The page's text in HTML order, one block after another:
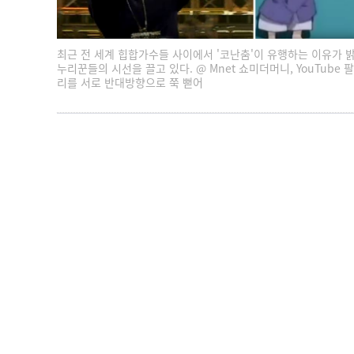
최근 전 세계 힙합가수들 사이에서 '코난춤'이 유행하는 이유가
누리꾼들의 시선을 끌고 있다. @ Mnet 쇼미더머니, YouTube
리를 서로 반대방향으로 쭉 뻗어